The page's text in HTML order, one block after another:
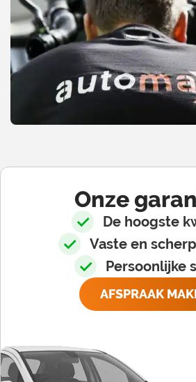
Onze
De hoogste
Vaste en
Persoonlijke
AFSPRAAK